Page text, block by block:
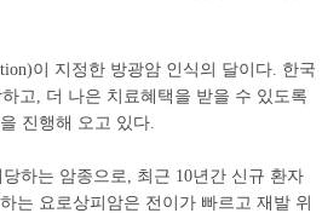
이 지정한 방광암 인식의 달이다. 한국
고, 더 나은 치료혜택을 받을 수 있도록
진행해 오고 있다.
하는 암종으로, 최근 10년간 신규 환자
는 요로상피암은 전이가 빠르고 재발 위